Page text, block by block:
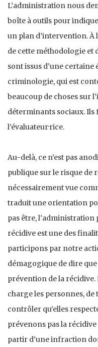
L’administration nous
boîte à outils pour
un plan d’intervention. À
de cette méthodologie et
sont issus d’une certaine
criminologie, qui est
beaucoup de choses sur
déterminants sociaux. Ils
l’évaluateur·rice.
Au-delà, ce n’est pas
publique sur le risque de
nécessairement vue
traduit une orientation
pas être,
récidive est une des
participons par notre
démagogique de dire que
prévention de la
charge les personnes,
contrôler qu’elles
prévenons pas la
partir d’une infraction